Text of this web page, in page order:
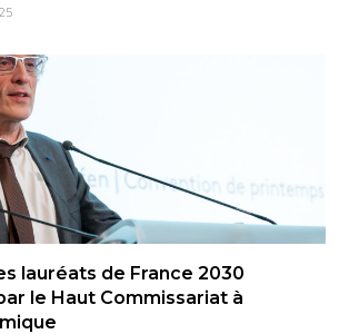
lauréats de France 2030
le Haut Commissariat à